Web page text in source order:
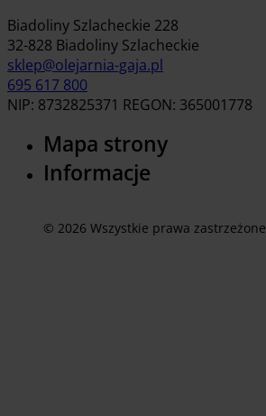
Biadoliny Szlacheckie 228
32-828 Biadoliny Szlacheckie
sklep@olejarnia-gaja.pl
695 617 800
NIP: 8732825371 REGON: 365001778
Mapa strony
Informacje
© 2026 Wszystkie prawa zastrzeżone